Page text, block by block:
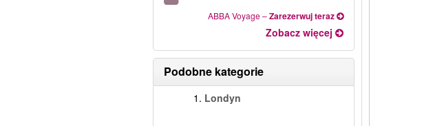
ABBA Voyage–Zarezerwuj teraz
Zobacz więcej
Podobne kategorie
1. Londyn